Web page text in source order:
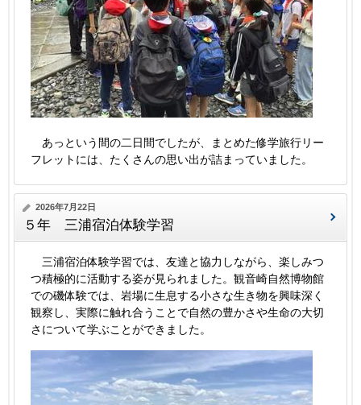
あっという間の二日間でしたが、まとめた修学旅行リー
フレットには、たくさんの思い出が詰まっていました。
2026年7月22日
５年 三浦宿泊体験学習
三浦宿泊体験学習では、友達と協力しながら、楽しみつ
つ積極的に活動する姿が見られました。観音崎自然博物館
での磯体験では、岩場に生息する小さな生き物を興味深く
観察し、実際に触れ合うことで自然の豊かさや生命の大切
さについて学ぶことができました。